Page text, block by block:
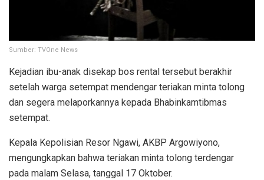
Sumber: TVOne News
Kejadian ibu-anak disekap bos rental tersebut berakhir
setelah warga setempat mendengar teriakan minta tolong
dan segera melaporkannya kepada Bhabinkamtibmas
setempat.
Kepala Kepolisian Resor Ngawi, AKBP Argowiyono,
mengungkapkan bahwa teriakan minta tolong terdengar
pada malam Selasa, tanggal 17 Oktober.